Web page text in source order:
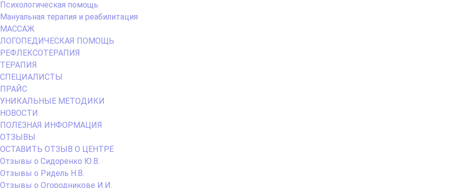
Психологическая помощь
Мануальная терапия и реабилитация
МАССАЖ
ЛОГОПЕДИЧЕСКАЯ ПОМОЩЬ
РЕФЛЕКСОТЕРАПИЯ
ТЕРАПИЯ
СПЕЦИАЛИСТЫ
ПРАЙС
УНИКАЛЬНЫЕ МЕТОДИКИ
НОВОСТИ
ПОЛЕЗНАЯ ИНФОРМАЦИЯ
ОТЗЫВЫ
ОСТАВИТЬ ОТЗЫВ О ЦЕНТРЕ
Отзывы о Сидоренко Ю.В.
Отзывы о Ридель Н.В.
Отзывы о Огородникове И.И.